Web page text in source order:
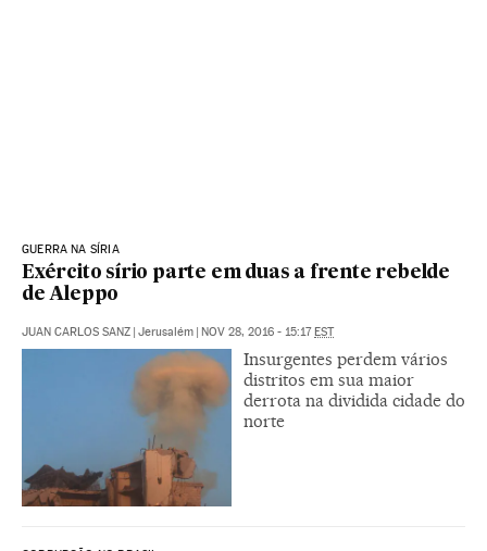
GUERRA NA SÍRIA
Exército sírio parte em duas a frente rebelde
de Aleppo
JUAN CARLOS SANZ | Jerusalém | NOV 28, 2016 - 15:17EST
Insurgentes perdem vários
distritos em sua maior
derrota na dividida cidade do
norte